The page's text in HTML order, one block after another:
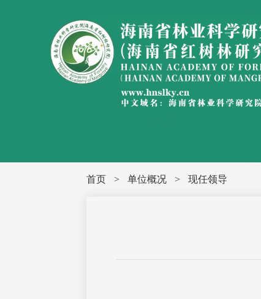
首页 > 单位概况 > 现任领导